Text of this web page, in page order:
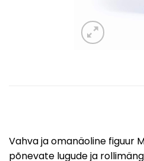
Vahva ja omanäoline figuur
põnevate lugude ja